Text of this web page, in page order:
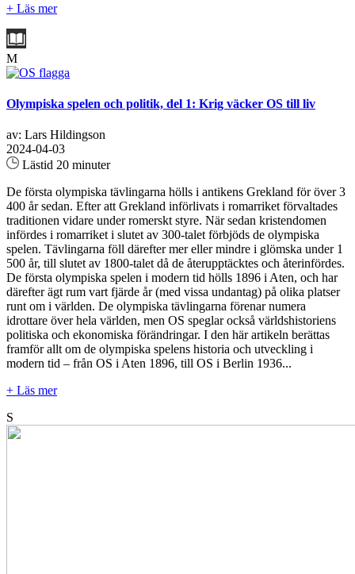
+ Läs mer
M
Olympiska spelen och politik, del 1: Krig väcker OS till liv
av: Lars Hildingson
2024-04-03
Lästid 20 minuter
De första olympiska tävlingarna hölls i antikens Grekland för över 3
400 år sedan. Efter att Grekland införlivats i romarriket förvaltades
traditionen vidare under romerskt styre. När sedan kristendomen
infördes i romarriket i slutet av 300-talet förbjöds de olympiska
spelen. Tävlingarna föll därefter mer eller mindre i glömska under 1
500 år, till slutet av 1800-talet då de återupptäcktes och återinfördes.
De första olympiska spelen i modern tid hölls 1896 i Aten, och har
därefter ägt rum vart fjärde år (med vissa undantag) på olika platser
runt om i världen. De olympiska tävlingarna förenar numera
idrottare över hela världen, men OS speglar också världshistoriens
politiska och ekonomiska förändringar. I den här artikeln berättas
framför allt om de olympiska spelens historia och utveckling i
modern tid – från OS i Aten 1896, till OS i Berlin 1936...
+ Läs mer
S